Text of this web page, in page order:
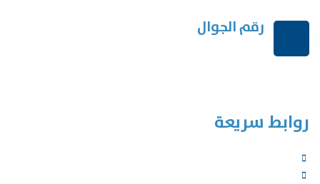
رقم الجوال
روابط سريعة